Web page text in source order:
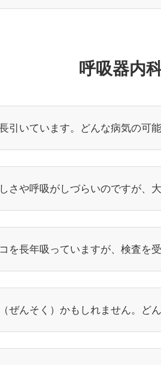
呼吸器内
引いています。どんな病気の可
さや呼吸がしづらいのですが、
を長年吸っていますが、検査を
ぜんそく）かもしれません。ど